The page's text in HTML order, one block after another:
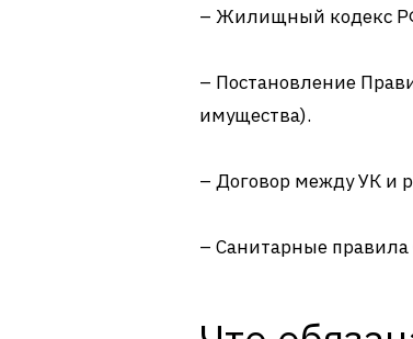
– Жилищный кодекс
– Постановление
имущества).
– Договор между УК и
– Санитарные